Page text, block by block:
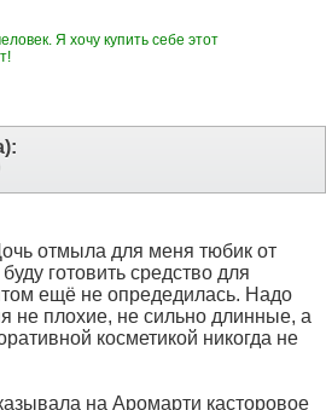
Я хочу купить себе этот
отмыла для меня тюбик от
готовить средство для
ещё не опредедилась. Надо
не плохие, не сильно длинные, а
косметикой никогда не
на Аромарти касторовое